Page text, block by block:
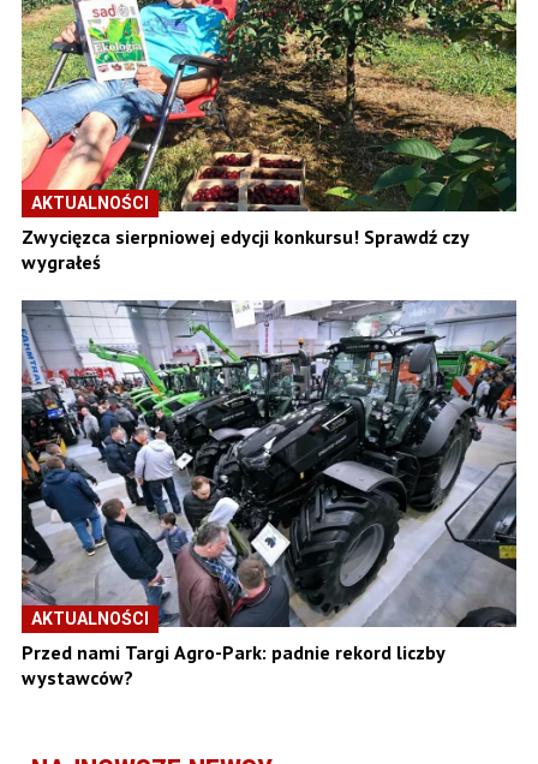
AKTUALNOŚCI
Zwycięzca sierpniowej edycji konkursu! Sprawdź czy
wygrałeś
AKTUALNOŚCI
Przed nami Targi Agro-Park: padnie rekord liczby
wystawców?